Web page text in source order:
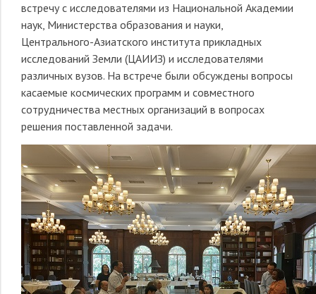
встречу с исследователями из Национальной Академии
наук, Министерства образования и науки,
Центрального-Азиатского института прикладных
исследований Земли (ЦАИИЗ) и исследователями
различных вузов. На встрече были обсуждены вопросы
касаемые космических программ и совместного
сотрудничества местных организаций в вопросах
решения поставленной задачи.